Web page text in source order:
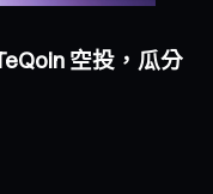
空投，瓜分